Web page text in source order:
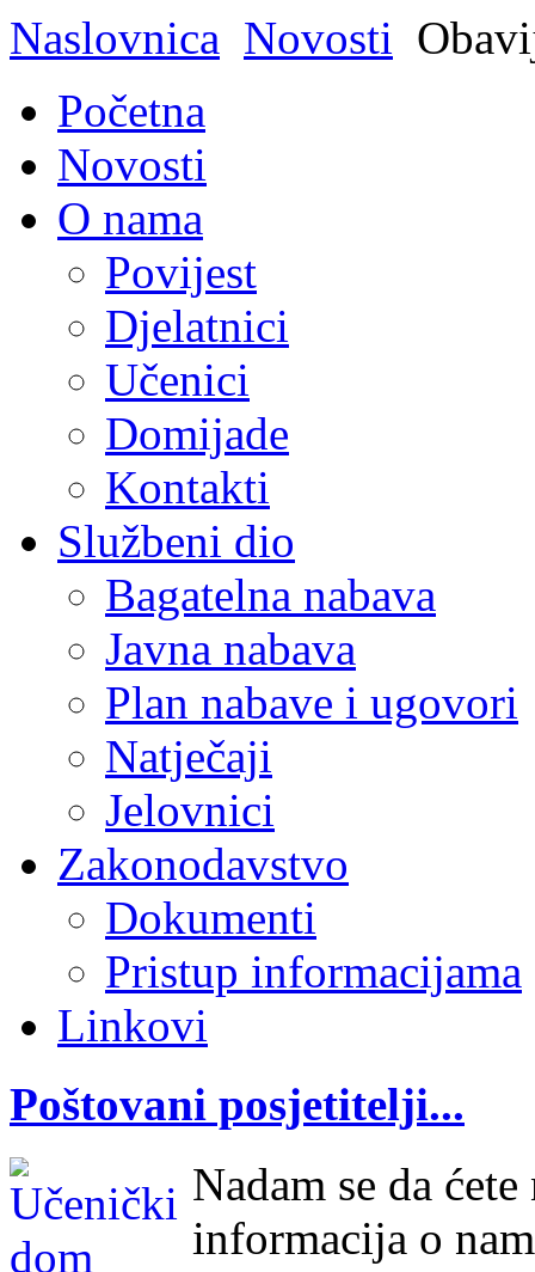
Naslovnica Novosti
Početna
Novosti
O nama
Povijest
Djelatnici
Učenici
Domijade
Kontakti
Službeni dio
Bagatelna nabava
Javna nabava
Plan nabave i ugovori
Natječaji
Jelovnici
Zakonodavstvo
Dokumenti
Pristup informacijama
Linkovi
Poštovani posjetitelji...
Nadam se da
informacija o